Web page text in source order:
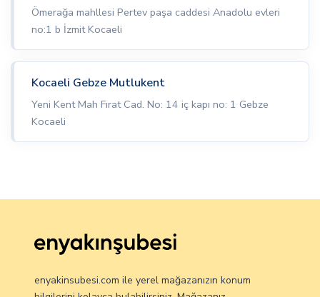
Ömerağa mahllesi Pertev paşa caddesi Anadolu evleri
no:1 b İzmit Kocaeli
Kocaeli Gebze Mutlukent
Yeni Kent Mah Fırat Cad. No: 14 iç kapı no: 1 Gebze
Kocaeli
enyakinsubesi.com ile yerel mağazanızın konum